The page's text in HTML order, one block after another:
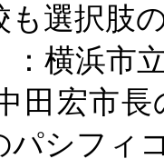
選択肢
：横浜市
田宏市
パシフィ